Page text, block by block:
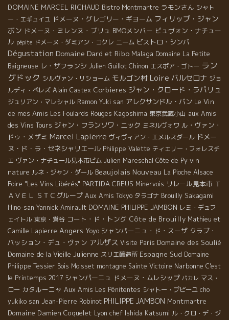
DOMAINE MARCEL RICHAUD Bistro Montmartre ラモンさん シャト
ー・エギュイユ ドメーヌ・グレゴリー・ギヨーム フィリップ・ジャン
ボン ドメーヌ・ミレンヌ・ブリュ BMOメンバー ビュヴォン・ナチュー
ル pépite ドメーヌ・ダミアン・コクレ ニーム ビストロ・シンバ
Dégustation Domaine Dard et Ribo Malaga Domaine La Petite
Baigneuse レ・ザフランシ Julien Guillot Chinon エスポア・ゴトー ラン
グドック シルヴァン・リショーム モルゴン村 Loire バルセロナ ジョ
ルディ・ペレズ Alain Castex Corbieres ジャン・クロード・ラパリュ
ジュリアン・マレシャル Ramon Yuki san アレクサンドル・バン Le Vin
de mes Amis Les Foulards Rouges Kagoshima 東京武蔵小山 aux Amis
des Vins Tours ジャン・フランソワ・ニック ミネルヴォワ ル・ヴァン・
ドゥ・メザミ Marcel Lapierre ヴィヴィアン・エメルスダール ドメー
ヌ・ド・ラ・セネシャリエール Philippe Valette ティエリー・フォレスチ
エ ヴァン・ナチュール見本市ビム Julien Mareschal Côte de Py vin
nature ルネ・ジャン・ダール Beaujolais Nouveau La Pioche Alsace
Foire "Les Vins Libérés" PARTIDA CREUS Minervois リレール見本市 Ｔ
ＡＶＥＬ ＳＴＣグループ Aux Amis Tokyo タラゴナ Brouilly Sakagami
Hino-san Yannick Amirault DOMAINE PHILIPPE JAMBON レミ・デュフ
ェイトル 東京・鴬谷 コート・ド・トング Côte de Brouilly Mathieu et
Camille Lapierre Angers Yoyo シャンパーニュ・ド・スーザ クラブ・
パッション・デュ・ヴァン アルザス Visite Paris Domaine des Soulié
Domaine de la Vieille Julienne スリエ醸造所 Espagne Sud Domaine
Philippe Tessier Bois Moisset montagne Sainte Victoire Narbonne C'est
le Printemps 2017 シャンパーニュ ドメーヌ・ムレシップ パカレ マス・
ロー カタルーニャ Aux Amis Les Pénitentes シャトー・プピーユ cho
yukiko san Jean-Pierre Robinot PHILIPPE JAMBON Montmartre
Domaine Damien Coquelet Lyon chef Ishida Katsumi ル・クロ・デ・ジ